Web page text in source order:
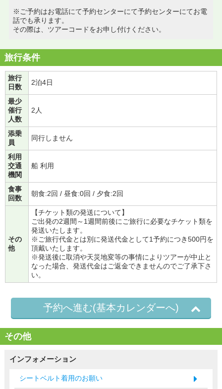
※ご予約はお電話にて予約センターにて予約センターにてお電
話でも承ります。
その際は、ツアーコードをお申し付けください。
旅行条件
旅行
日数
2泊4日
最少
催行
人数
2人
添乗
員
同行しません
利用
交通
機関
船 利用
食事
回数
朝食:2回 / 昼食:0回 / 夕食:2回
その
他
【チケット類の発送について】
ご出発の2週間～1週間前後にご旅行に必要なチケット類を
発送いたします。
※ご旅行代金とは別に発送代金として1予約につき500円を
頂戴いたします。
※発送後に取消や天災地変等の事情によりツアーが中止と
なった場合、発送代金はご返金できませんのでご了承下さ
い。
予約へ進む(基本カレンダーへ)
その他
インフォメーション
シートベルト着用のお願い